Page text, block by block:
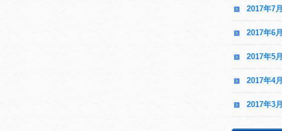
2017年7月
2017年6月
2017年5月
2017年4月
2017年3月